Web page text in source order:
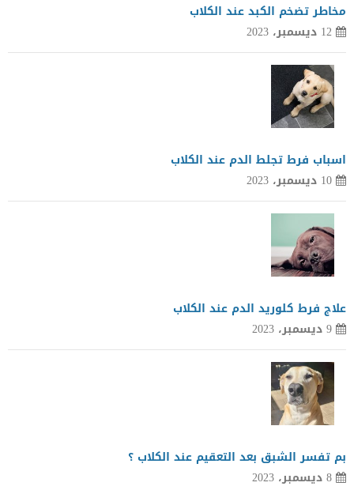
مخاطر تضخم الكبد عند الكلاب
12 ديسمبر، 2023
اسباب فرط تجلط الدم عند الكلاب
10 ديسمبر، 2023
علاج فرط كلوريد الدم عند الكلاب
9 ديسمبر، 2023
بم تفسر الشبق بعد التعقيم عند الكلاب ؟
8 ديسمبر، 2023